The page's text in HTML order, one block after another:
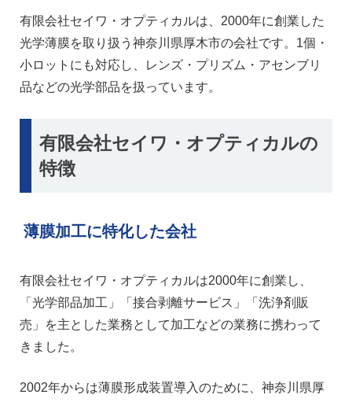
有限会社セイワ・オプティカルは、2000年に創業した
光学薄膜を取り扱う神奈川県厚木市の会社です。1個・
小ロットにも対応し、レンズ・プリズム・アセンブリ
品などの光学部品を扱っています。
有限会社セイワ・オプティカルの
特徴
薄膜加工に特化した会社
有限会社セイワ・オプティカルは2000年に創業し、
「光学部品加工」「接合剥離サービス」「洗浄剤販
売」を主とした業務として加工などの業務に携わって
きました。
2002年からは薄膜形成装置導入のために、神奈川県厚